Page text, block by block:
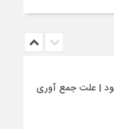
| علت جمع آوری